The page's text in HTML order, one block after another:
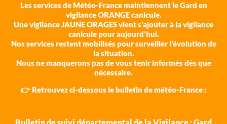
Les services de Météo-France maintiennent le Gard en
vigilance ORANGE canicule.
Une vigilance JAUNE ORAGES vient s'ajouter à la vigilance
canicule pour aujourd'hui.
Nos services restent mobilisés pour surveiller l'évolution de
la situation.
Nous ne manquerons pas de vous tenir informés dès que
nécessaire.
👉 Retrouvez ci-dessous le bulletin de météo-France :